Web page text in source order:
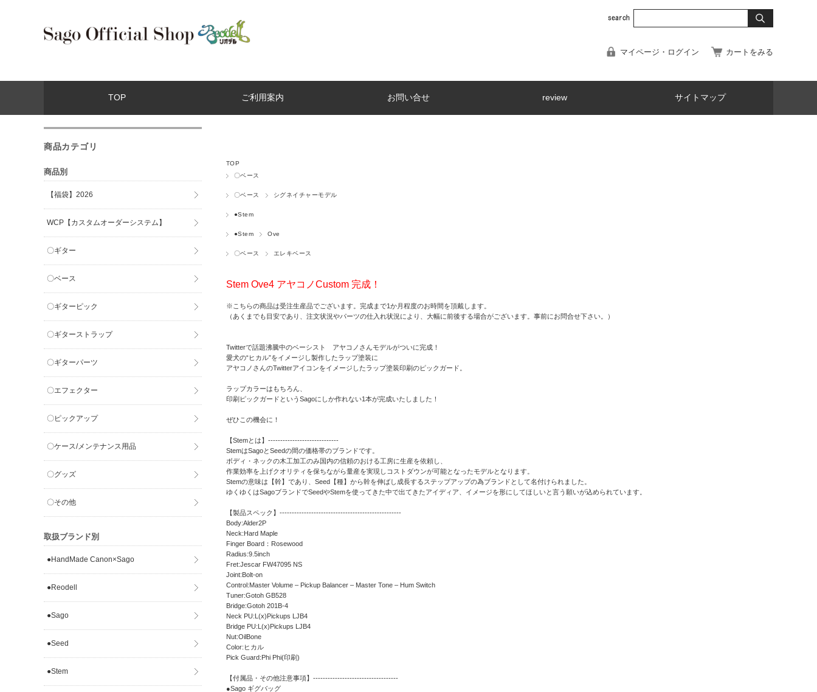
マイページ・ログイン カートをみる
TOP ご利用案内 お問い合せ review サイトマップ
TOP
〇ベース
〇ベース シグネイチャーモデル
●Stem
●Stem Ove
〇ベース エレキベース
Stem Ove4 アヤコノCustom 完成！
※こちらの商品は受注生産品でございます。完成まで1か月程度のお時間を頂戴します。
（あくまでも目安であり、注文状況やパーツの仕入れ状況により、大幅に前後する場合がございます。事前にお問合せ下さい。）
Twitterで話題沸騰中のベーシスト アヤコノさんモデルがついに完成！
愛犬の“ヒカル”をイメージし製作したラップ塗装に
アヤコノさんのTwitterアイコンをイメージしたラップ塗装印刷のピックガード。
ラップカラーはもちろん、
印刷ピックガードというSagoにしか作れない1本が完成いたしました！
ぜひこの機会に！
【Stemとは】-----------------------------
StemはSagoとSeedの間の価格帯のブランドです。
ボディ・ネックの木工加工のみ国内の信頼のおける工房に生産を依頼し、
作業効率を上げクオリティを保ちながら量産を実現しコストダウンが可能となったモデルとなります。
Stemの意味は【幹】であり、Seed【種】から幹を伸ばし成長するステップアップの為ブランドとして名付けられました。
ゆくゆくはSagoブランドでSeedやStemを使ってきた中で出てきたアイディア、イメージを形にしてほしいと言う願いが込められています。
【製品スペック】--------------------------------------------------
Body:Alder2P
Neck:Hard Maple
Finger Board：Rosewood
Radius:9.5inch
Fret:Jescar FW47095 NS
Joint:Bolt-on
Control:Master Volume – Pickup Balancer – Master Tone – Hum Switch
Tuner:Gotoh GB528
Bridge:Gotoh 201B-4
Neck PU:L(x)Pickups LJB4
Bridge PU:L(x)Pickups LJB4
Nut:OilBone
Color:ヒカル
Pick Guard:Phi Phi(印刷)
【付属品・その他注意事項】-----------------------------------
●Sago ギグバッグ
商品カテゴリ
商品別
【福袋】2026
WCP【カスタムオーダーシステム】
〇ギター
〇ベース
〇ギターピック
〇ギターストラップ
〇ギターパーツ
〇エフェクター
〇ピックアップ
〇ケース/メンテナンス用品
〇グッズ
〇その他
取扱ブランド別
●HandMade Canon×Sago
●Reodell
●Sago
●Seed
●Stem